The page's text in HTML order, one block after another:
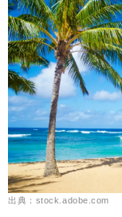
出典：stock.adobe.com